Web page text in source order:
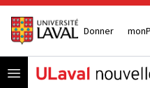
Donner
Open menu